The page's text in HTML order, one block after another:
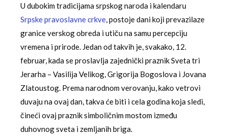
U dubokim tradicijama srpskog naroda i kalendaru
Srpske pravoslavne crkve, postoje dani koji prevazilaze
granice verskog obreda i utiču na samu percepciju
vremena i prirode. Jedan od takvih je, svakako, 12.
februar, kada se proslavlja zajednički praznik Sveta tri
Jerarha – Vasilija Velikog, Grigorija Bogoslova i Jovana
Zlatoustog. Prema narodnom verovanju, kako vetrovi
duvaju na ovaj dan, takva će biti i cela godina koja sledi,
čineći ovaj praznik simboličnim mostom između
duhovnog sveta i zemljanih briga.